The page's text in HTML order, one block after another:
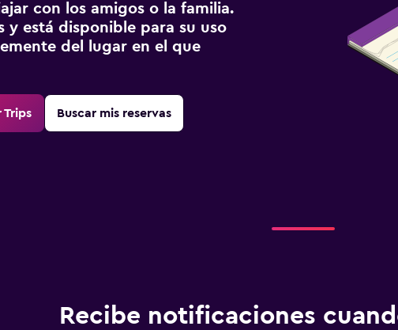
con los amigos o la familia.
y está disponible para su uso
del lugar en el que
Trips Buscar mis reservas
Recibe notificaciones